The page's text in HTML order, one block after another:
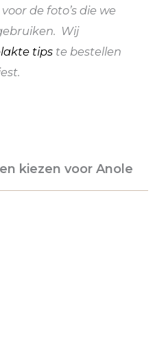
de foto’s die we
Wij
tips te bestellen
kiezen voor Anole